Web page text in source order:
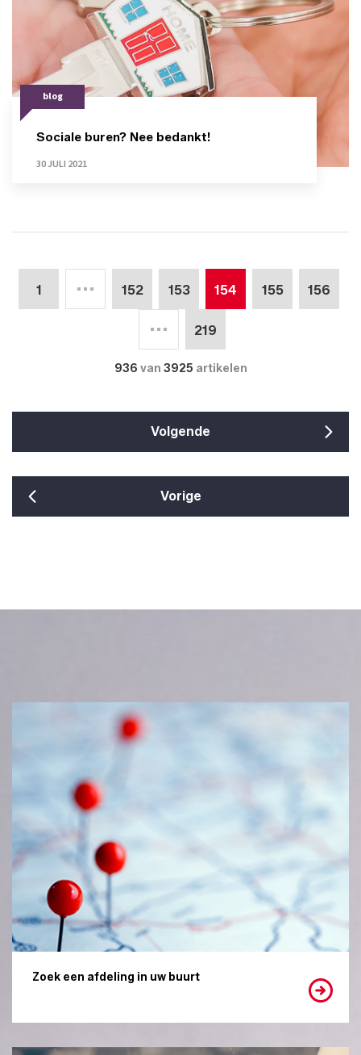
blog
Sociale buren? Nee bedankt!
30 JULI 2021
1 152 153 154 155 156
219
936 van 3925 artikelen
Vorige
Volgende
Zoek een afdeling in uw buurt